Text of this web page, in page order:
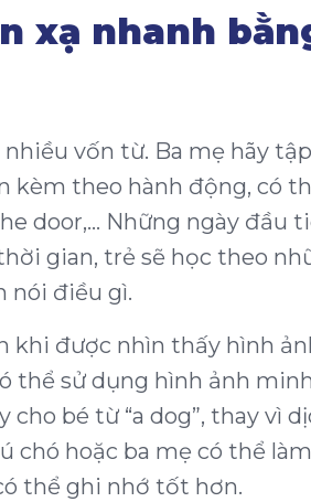
xạ nhanh
vốn từ. Ba mẹ hãy
kèm theo hành động, có
door,… Những ngày đầu
gian, trẻ sẽ học theo
nói điều gì.
khi được nhìn thấy hình
thể sử dụng hình ảnh
bé từ “a dog”, thay vì
chó hoặc ba mẹ có thể làm
thể ghi nhớ tốt hơn.